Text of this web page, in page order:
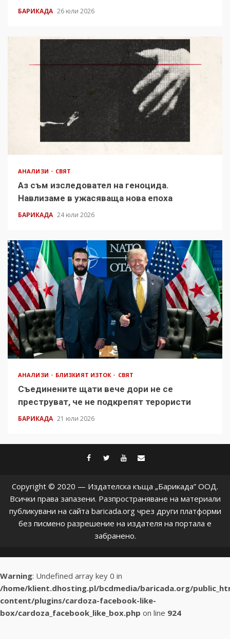
БАРИКАДА 26 юли 2026
АНАЛИЗИ СВЯТ
Аз съм изследовател на геноцида.
Навлизаме в ужасяваща нова епоха
БАРИКАДА 24 юли 2026
АНАЛИЗИ БЛИЗКИЯТ ИЗТОК СВЯТ
Съединените щати вече дори не се
преструват, че не подкрепят терористи
БАРИКАДА 21 юли 2026
facebook
twitter
youtube
Copyright © 2020 — Издателска къща „Барикада” ООД.
Всички права запазени. Разпространяване на материали
публикувани на сайта baricada.org чрез други платформи
без писмено разрешение на издателя на портала е
забранено.
Warning: Undefined array key 0 in
/home/klient.dhosting.pl/bcdmedia/baricada.org/
content/plugins/cardoza-facebook-like-
box/cardoza_facebook_like_box.php on line 924